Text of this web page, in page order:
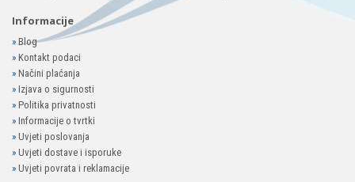
Informacije
»Blog
» Kontakt podaci
» Načini plaćanja
» Izjava o sigurnosti
» Politika privatnosti
» Informacije o tvrtki
» Uvjeti poslovanja
» Uvjeti dostave i isporuke
» Uvjeti povrata i reklamacije